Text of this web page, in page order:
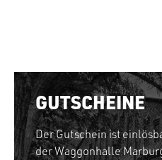
GUTSCHEINE
Der Gutschein ist
der Waggonhalle